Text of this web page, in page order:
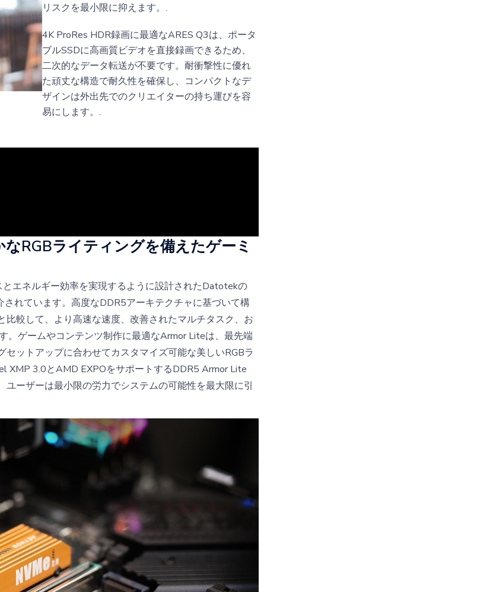
リスクを最小限に抑えます。.
4K ProRes HDR録画に最適なARES Q3は、ポータ
ブルSSDに高画質ビデオを直接録画できるため、
二次的なデータ転送が不要です。耐衝撃性に優れ
た頑丈な構造で耐久性を確保し、コンパクトなデ
ザインは外出先でのクリエイターの持ち運びを容
易にします。.
RGBライティングを備えたゲーミ
エネルギー効率を実現するように設計されたDatotekの
れています。高度なDDR5アーキテクチャに基づいて構
較して、より高速な速度、改善されたマルチタスク、お
。ゲームやコンテンツ制作に最適なArmor Liteは、最先端
ットアップに合わせてカスタマイズ可能な美しいRGBラ
XMP 3.0とAMD EXPOをサポートするDDR5 Armor Lite
ーザーは最小限の労力でシステムの可能性を最大限に引